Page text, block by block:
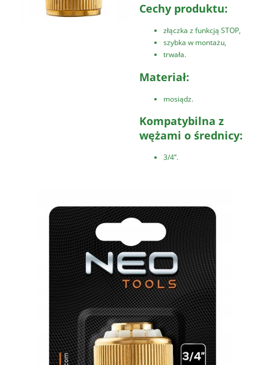
Cechy produktu:
złączka z funkcją STOP,
szybka w montażu,
trwała.
Materiał:
mosiądz.
Kompatybilna z
wężami o średnicy:
3/4’’.